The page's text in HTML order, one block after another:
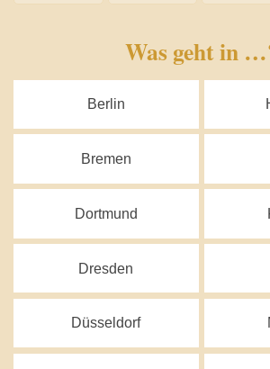
Was geht in
Berlin
Bremen
Dortmund
Dresden
Düsseldorf